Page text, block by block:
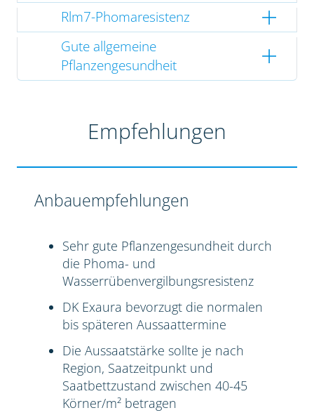
Rlm7-Phomaresistenz
Gute allgemeine
Pflanzengesundheit
Empfehlungen
Anbauempfehlungen
Sehr gute Pflanzengesundheit durch
die Phoma- und
Wasserrübenvergilbungsresistenz
DK Exaura bevorzugt die normalen
bis späteren Aussaattermine
Die Aussaatstärke sollte je nach
Region, Saatzeitpunkt und
Saatbettzustand zwischen 40-45
Körner/m² betragen